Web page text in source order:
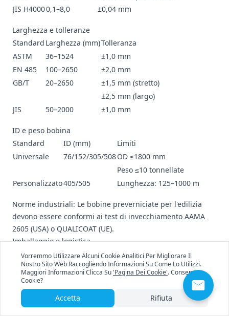
JIS H40000,1–8,0 ±0,04 mm
Larghezza e tolleranze
Standard Larghezza (mm)Tolleranza
ASTM
36–1524
±1,0 mm
EN 485
100–2650
±2,0 mm
GB/T
20–2650
±1,5 mm (stretto)
±2,5 mm (largo)
JIS
50–2000 ±1,0 mm
ID e peso bobina
Standard
ID (mm)
Limiti
Universale
76/152/305/508OD ≤1800 mm
Peso ≤10 tonnellate
Personalizzato405/505 Lunghezza: 125–1000 m
Norme industriali: Le bobine preverniciate per l'edilizia
devono essere conformi ai test di invecchiamento AAMA
2605 (USA) o QUALICOAT (UE).
Imballaggio e logistica
Processo di imballaggio
Olio antiruggine 0,5-1,2 g/m²
Film PE 0,08 mm
Carta kraft 120g
Vorremmo Utilizzare Alcuni Cookie Analitici Per Migliorare Il
Nostro Sito Web Raccogliendo Informazioni Su Come Lo Utilizzi.
Maggiori Informazioni Clicca Su'Pagina Dei Cookie'. Consenti I
Cookie?
Accetta Rifiuta